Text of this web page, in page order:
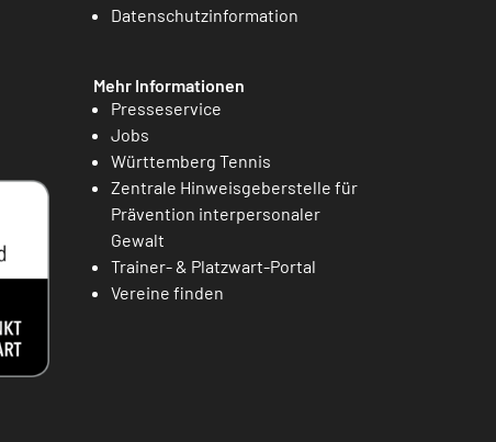
Datenschutzinformation
Mehr Informationen
Presseservice
Jobs
Württemberg Tennis
Zentrale Hinweisgeberstelle für
Prävention interpersonaler
Gewalt
Trainer- & Platzwart-Portal
Vereine finden